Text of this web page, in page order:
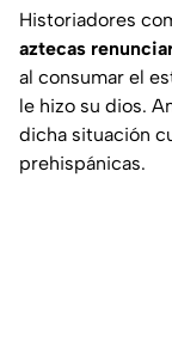
Historiadores
aztecas
al consumar el
le hizo su dios.
dicha situación
prehispánicas.